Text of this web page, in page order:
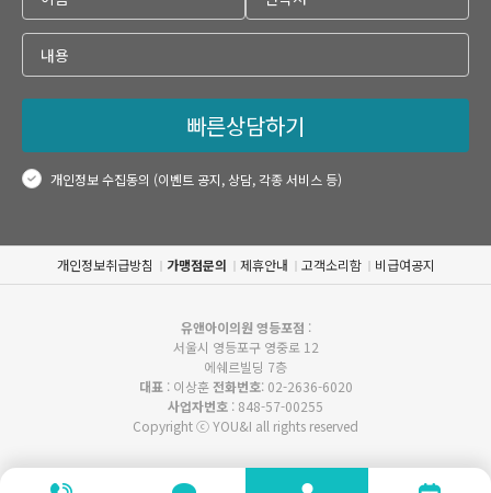
빠른상담하기
개인정보 수집동의 (이벤트 공지, 상담, 각종 서비스 등)
개인정보취급방침 가맹점문의 제휴안내 고객소리함 비급여공지
유앤아이의원 영등포점 :
서울시 영등포구 영중로 12
에쉐르빌딩 7층
대표: 이상훈전화번호: 02-2636-6020
사업자번호 : 848-57-00255
Copyright ⓒ YOU&I all rights reserved